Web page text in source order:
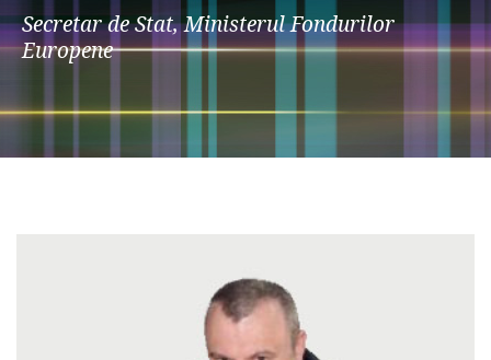
Secretar de Stat, Ministerul Fondurilor
Europene